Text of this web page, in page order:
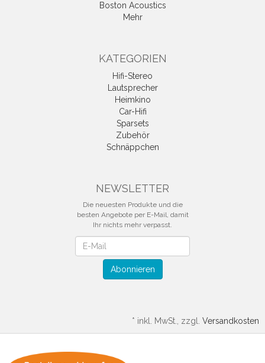
Boston Acoustics
Mehr
KATEGORIEN
Hifi-Stereo
Lautsprecher
Heimkino
Car-Hifi
Sparsets
Zubehör
Schnäppchen
NEWSLETTER
Die neuesten Produkte und die
besten Angebote per E-Mail, damit
Ihr nichts mehr verpasst.
Abonnieren
* inkl. MwSt., zzgl. Versandkosten